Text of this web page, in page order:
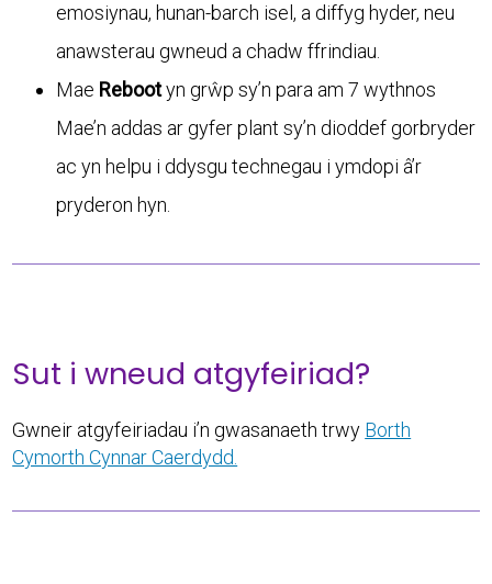
emosiynau, hunan-barch isel, a diffyg hyder, neu
anawsterau gwneud a chadw ffrindiau.
Mae Rebootyn grŵp sy’n para am 7 wythnos
Mae’n addas ar gyfer plant sy’n dioddef gorbryder
ac yn helpu i ddysgu technegau i ymdopi â’r
pryderon hyn.
Sut i wneud atgyfeiriad?
Gwneir atgyfeiriadau i’n gwasanaeth trwy Borth
Cymorth Cynnar Caerdydd.